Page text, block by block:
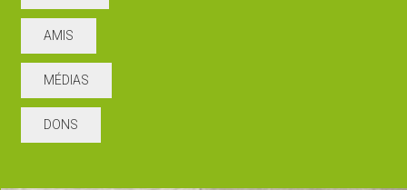
AMIS
MÉDIAS
DONS